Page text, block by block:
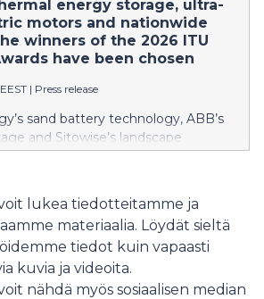
energy storage, ultra-
motors and nationwide
winners of the 2026 ITU
have been chosen
| Press release
sand battery technology, ABB’s
and Sitowise’s landscape
that operates in eight locations
Awards by Academic
in Finland TEK and Tekniska
TFiF.
lukea tiedotteitamme ja
materiaalia. Löydät sieltä
tiedot kuin vapaasti
kuvia ja videoita.
nähdä myös sosiaalisen median